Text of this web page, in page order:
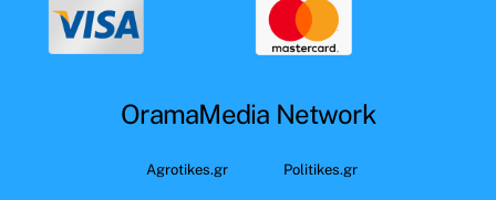
OramaMedia Network
Agrotikes.gr Politikes.gr